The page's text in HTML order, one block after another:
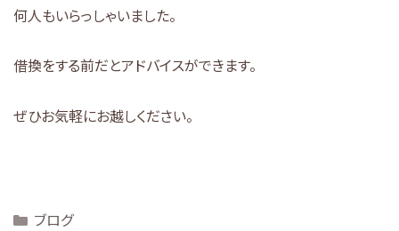
何人もいらっしゃいました。
借換をする前だとアドバイスができます。
ぜひお気軽にお越しください。
Categories
ブログ